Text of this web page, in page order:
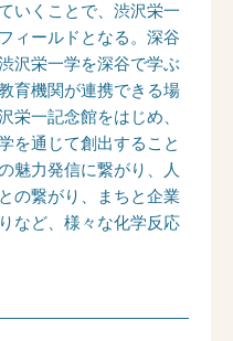
いくことで、渋沢栄一
ィールドとなる。深谷
沢栄一学を深谷で学ぶ
育機関が連携できる場
栄一記念館をはじめ、
を通じて創出すること
魅力発信に繋がり、人
の繋がり、まちと企業
など、様々な化学反応